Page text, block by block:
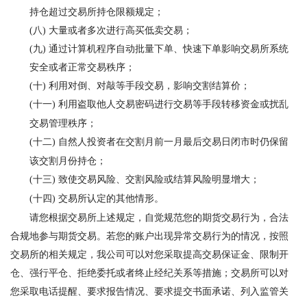
持仓超过交易所持仓限额规定；
(八) 大量或者多次进行高买低卖交易；
(九) 通过计算机程序自动批量下单、快速下单影响交易所系统
安全或者正常交易秩序；
(十) 利用对倒、对敲等手段交易，影响交割结算价；
(十一) 利用盗取他人交易密码进行交易等手段转移资金或扰乱
交易管理秩序；
(十二) 自然人投资者在交割月前一月最后交易日闭市时仍保留
该交割月份持仓；
(十三) 致使交易风险、交割风险或结算风险明显增大；
(十四) 交易所认定的其他情形。
请您根据交易所上述规定，自觉规范您的期货交易行为，合法
合规地参与期货交易。若您的账户出现异常交易行为的情况，按照
交易所的相关规定，我公司可以对您采取提高交易保证金、限制开
仓、强行平仓、拒绝委托或者终止经纪关系等措施；交易所可以对
您采取电话提醒、要求报告情况、要求提交书面承诺、列入监管关